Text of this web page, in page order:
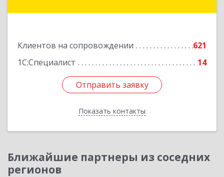
Клиентов на сопровождении
621
1С:Специалист
14
Отправить заявку
Показать контакты
Отправить заявку
Назад
Ближайшие партнеры из соседних
регионов